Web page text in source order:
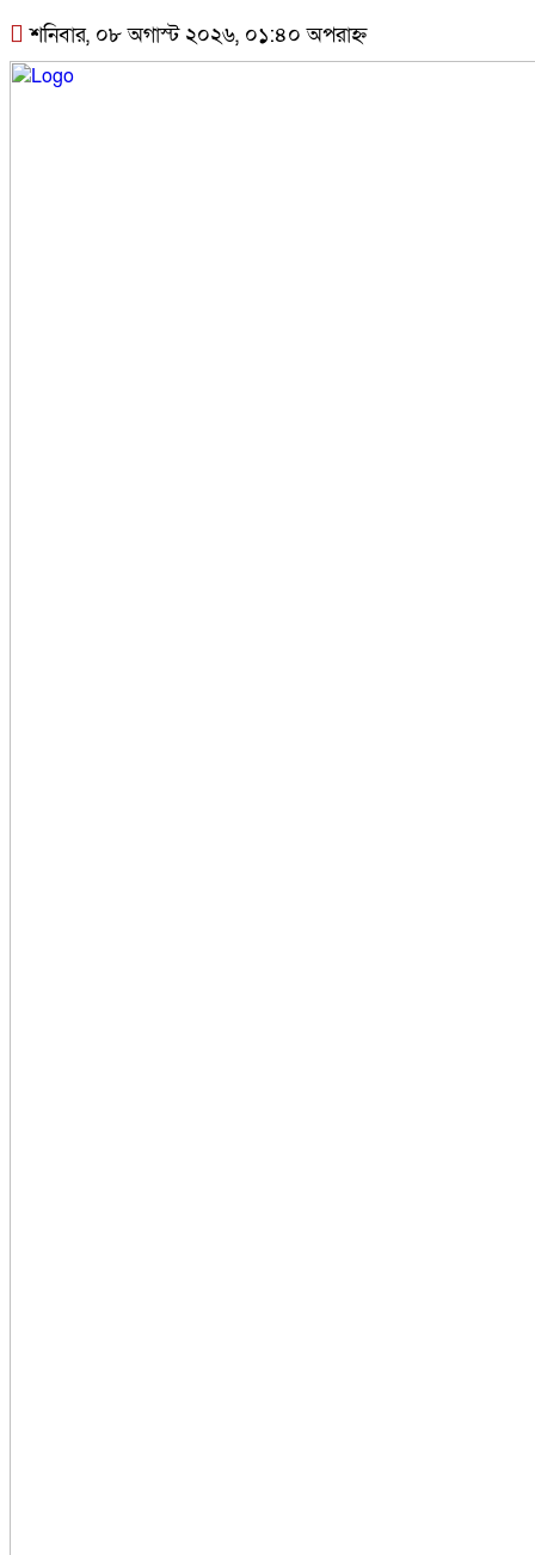
শনিবার, ০৮ অগাস্ট ২০২৬, ০১:৪০ অপরাহ্ন